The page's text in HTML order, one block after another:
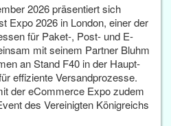
2026 präsentiert sich
Expo 2026 in London, einer der
für Paket-, Post- und E-
mit seinem Partner Bluhm
an Stand F40 in der Haupt­
effiziente Versandprozesse.
der eCommerce Expo zudem
des Vereinigten Königreichs